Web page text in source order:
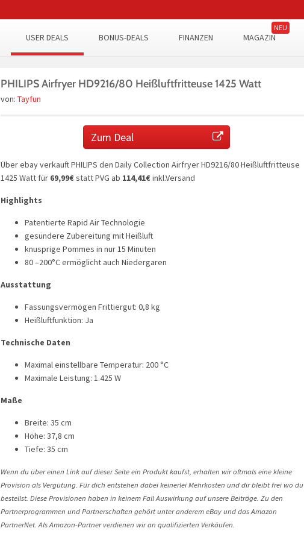
USER DEALS BONUS-DEALS FINANZEN MAGAZIN
PHILIPS Airfryer HD9216/80 Heißluftfritteuse 1425 Watt
von: Tayfun
Zum Deal
Über ebay verkauft PHILIPS den Daily Collection Airfryer HD9216/80 Heißluftfritteuse
1425 Watt für 69,99€statt PVG ab 114,41€inkl.Versand
Highlights
Patentierte Rapid Air Technologie
gesündere Zubereitung mit Heißluft
knusprige Pommes in nur 15 Minuten
80 –200°C ermöglicht auch Niedergaren
Ausstattung
Fassungsvermögen Frittiergut: 0,8 kg
Heißluftfunktion: Ja
Technische Daten
Maximal einstellbare Temperatur: 200 °C
Maximale Leistung: 1.425 W
Maße
Breite: 35 cm
Höhe: 37,8 cm
Tiefe: 35 cm
Wenn du über einen Link auf dieser Seite ein Produkt kaufst, erhalten wir oftmals eine kleine
Provision als Vergütung. Für dich entstehen dabei keinerlei Mehrkosten und dir bleibt frei wo du
bestellst. Diese Provisionen haben in keinem Fall Auswirkung auf unsere Beiträge. Zu den
Partnerprogrammen und Partnerschaften gehört unter anderem eBay und das Amazon
PartnerNet. Als Amazon-Partner verdienen wir an qualifizierten Verkäufen.